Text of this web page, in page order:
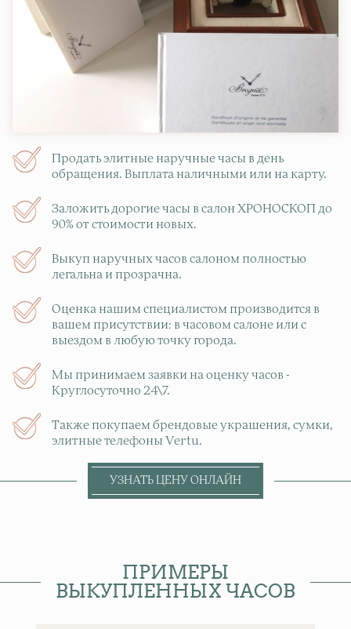
Продать элитные наручные часы в день
обращения. Выплата наличными или на карту.
Заложить дорогие часы в салон ХРОНОСКОП до
90% от стоимости новых.
Выкуп наручных часов салоном полностью
легальна и прозрачна.
Оценка нашим специалистом производится в
вашем присутствии: в часовом салоне или с
выездом в любую точку города.
Мы принимаем заявки на оценку часов -
Круглосуточно 24\7.
Также покупаем брендовые украшения, сумки,
элитные телефоны Vertu.
УЗНАТЬ ЦЕНУ ОНЛАЙН
ПРИМЕРЫ
ВЫКУПЛЕННЫХ ЧАСОВ